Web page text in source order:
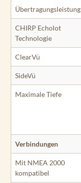
Übertragungsleistung
CHIRP Echolot
Technologie
ClearVü
SideVü
Maximale Tiefe
Verbindungen
Mit NMEA 2000
kompatibel